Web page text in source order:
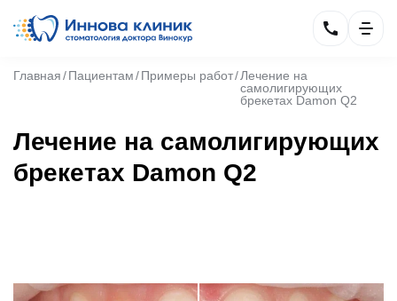
Главная Пациентам Примеры работ Лечение на
самолигирующих
брекетах Damon Q2
Лечение на самолигирующих
брекетах Damon Q2